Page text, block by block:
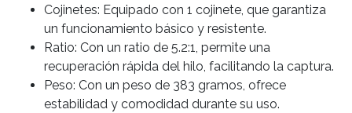
Cojinetes: Equipado con 1 cojinete, que garantiza
un funcionamiento básico y resistente.
Ratio: Con un ratio de 5.2:1, permite una
recuperación rápida del hilo, facilitando la captura.
Peso: Con un peso de 383 gramos, ofrece
estabilidad y comodidad durante su uso.